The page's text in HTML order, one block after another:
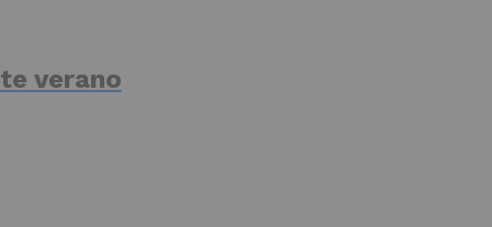
verano